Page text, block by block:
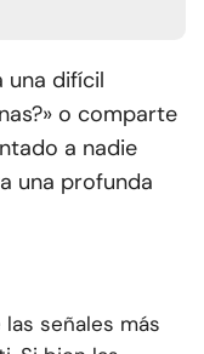
una difícil
o comparte
a nadie
una profunda
señales más